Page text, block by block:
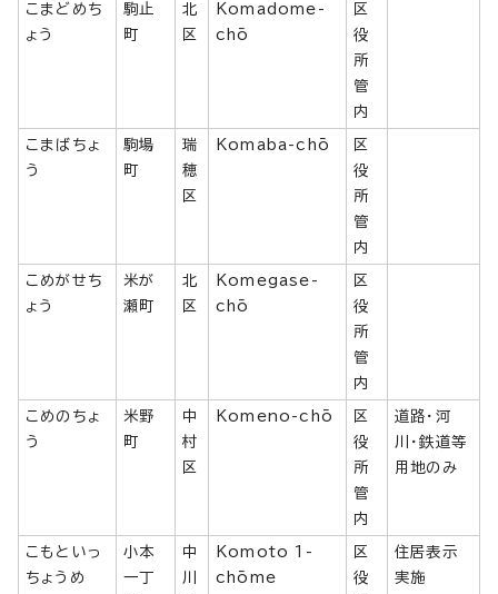
こまどめち
ょう
駒止
町
北
区
Komadome-
chō
区
役
所
管
内
こまばちょ
う
駒場
町
瑞
穂
区
Komaba-chō
区
役
所
管
内
こめがせち
ょう
米が
瀬町
北
区
Komegase-
chō
区
役
所
管
内
こめのちょ
う
米野
町
中
村
区
Komeno-chō
区
役
所
管
内
道路・河
川・鉄道等
用地のみ
こもといっ
ちょうめ
小本
一丁
中
川
Komoto 1-
chōme
区
役
住居表示
実施